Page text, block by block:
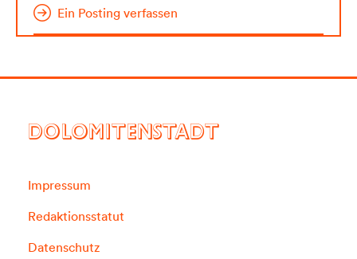
Ein Posting verfassen
DOLOMITENSTADT
Impressum
Redaktionsstatut
Datenschutz